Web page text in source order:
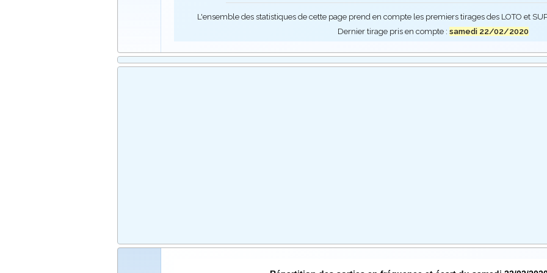
L'ensemble des statistiques de cette page prend en compte les premiers tirages des LOTO et
Dernier tirage pris en compte : samedi 22/02/2020